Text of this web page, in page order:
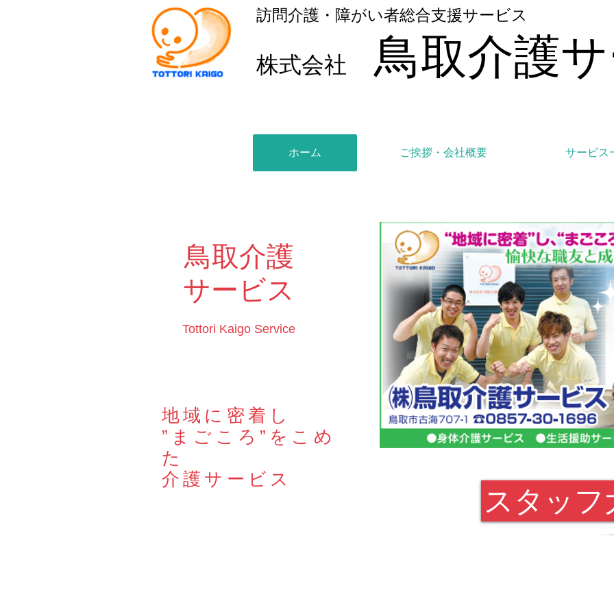
訪問介護・障がい者総合支援サービス
株式会社 鳥取介護
ホーム ご挨拶・会社概要 サービス
鳥取介護
サービス
Tottori Kaigo Service
地域に密着し
”まごころ”をこめ
た
介護サービス
スタッフ